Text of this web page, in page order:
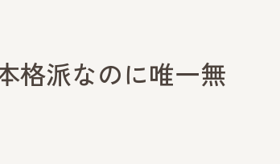
格派なのに唯一無